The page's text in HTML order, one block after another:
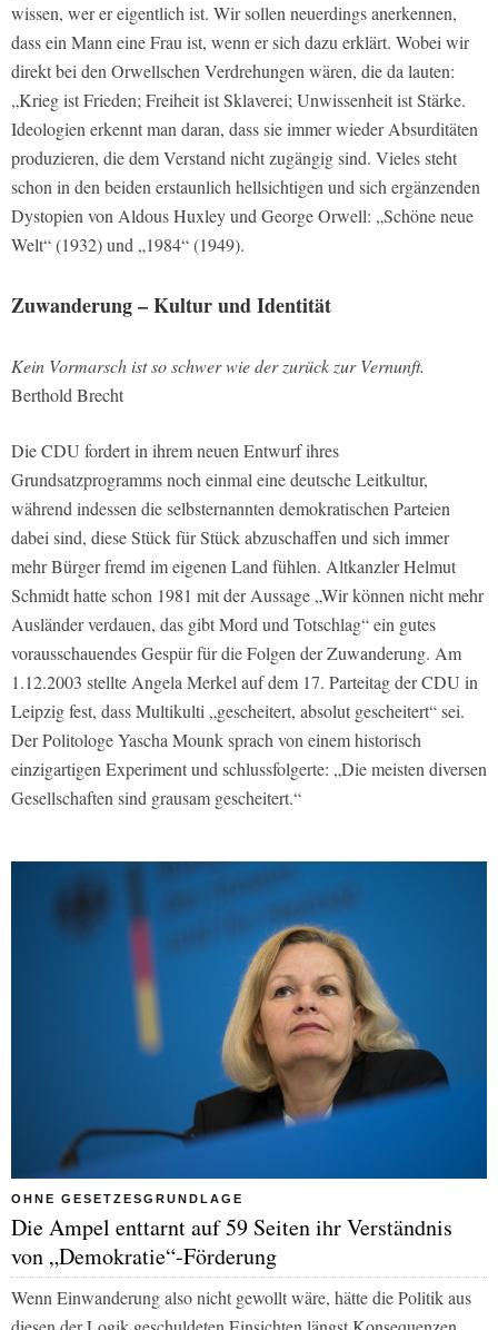
wissen, wer er eigentlich ist. Wir sollen neuerdings anerkennen,
dass ein Mann eine Frau ist, wenn er sich dazu erklärt. Wobei wir
direkt bei den Orwellschen Verdrehungen wären, die da lauten:
„Krieg ist Frieden; Freiheit ist Sklaverei; Unwissenheit ist Stärke.
Ideologien erkennt man daran, dass sie immer wieder Absurditäten
produzieren, die dem Verstand nicht zugängig sind. Vieles steht
schon in den beiden erstaunlich hellsichtigen und sich ergänzenden
Dystopien von Aldous Huxley und George Orwell: „Schöne neue
Welt“ (1932) und „1984“ (1949).
Zuwanderung – Kultur und Identität
Kein Vormarsch ist so schwer wie der zurück zur Vernunft.
Berthold Brecht
Die CDU fordert in ihrem neuen Entwurf ihres
Grundsatzprogramms noch einmal eine deutsche Leitkultur,
während indessen die selbsternannten demokratischen Parteien
dabei sind, diese Stück für Stück abzuschaffen und sich immer
mehr Bürger fremd im eigenen Land fühlen. Altkanzler Helmut
Schmidt hatte schon 1981 mit der Aussage „Wir können nicht mehr
Ausländer verdauen, das gibt Mord und Totschlag“ ein gutes
vorausschauendes Gespür für die Folgen der Zuwanderung. Am
1.12.2003 stellte Angela Merkel auf dem 17. Parteitag der CDU in
Leipzig fest, dass Multikulti „gescheitert, absolut gescheitert“ sei.
Der Politologe Yascha Mounk sprach von einem historisch
einzigartigen Experiment und schlussfolgerte: „Die meisten diversen
Gesellschaften sind grausam gescheitert.“
OHNE GESETZESGRUNDLAGE
Die Ampel enttarnt auf 59 Seiten ihr Verständnis
von „Demokratie“-Förderung
Wenn Einwanderung also nicht gewollt wäre, hätte die Politik aus